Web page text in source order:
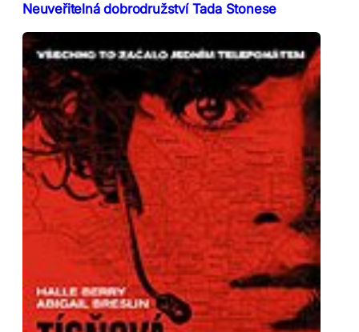
Neuveřitelná dobrodružství Tada Stonese